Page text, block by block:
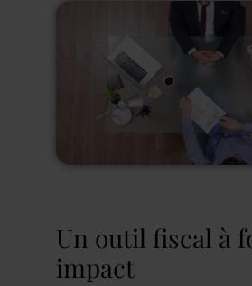
Un outil fiscal à
impact